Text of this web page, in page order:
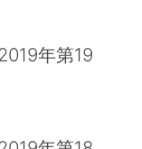
年第19